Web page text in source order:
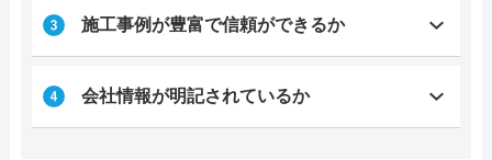
施工事例が豊富で信頼ができるか
会社情報が明記されているか